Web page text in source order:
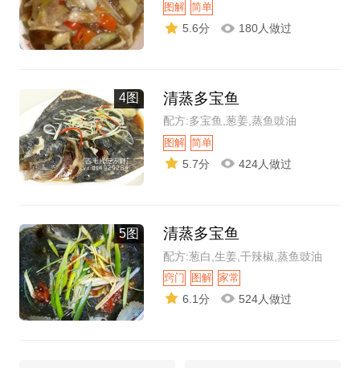
图解 简单
5.6分 180人做过
4图 清蒸多宝鱼
配方:多宝鱼,葱姜,蒸鱼豉油
图解 简单
5.7分 424人做过
5图 清蒸多宝鱼
配方:葱白,生姜,干辣椒,蒸鱼豉油
窍门 图解 家常
6.1分 524人做过